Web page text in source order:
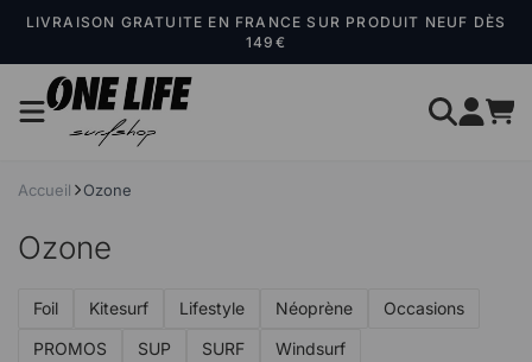
LIVRAISON GRATUITE EN FRANCE SUR PRODUIT NEUF DÈS
149€
Accueil Ozone
Ozone
Foil Kitesurf Lifestyle Néoprène
Occasions
PROMOS
SUP SURF Windsurf